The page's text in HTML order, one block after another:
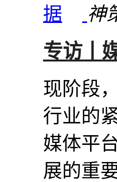
神
专访丨
现阶段
行业的
媒体平
展的重